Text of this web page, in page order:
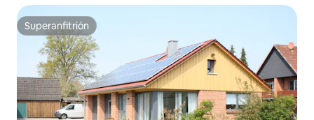
Superanfitrión
Superanfitrión